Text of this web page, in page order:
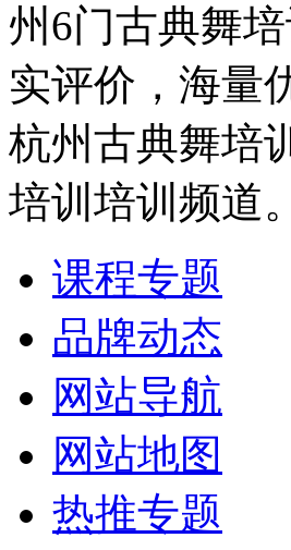
州6门古典舞
实评价，海量
杭州古典舞培
培训培训频道。
课程专题
品牌动态
网站导航
网站地图
热推专题